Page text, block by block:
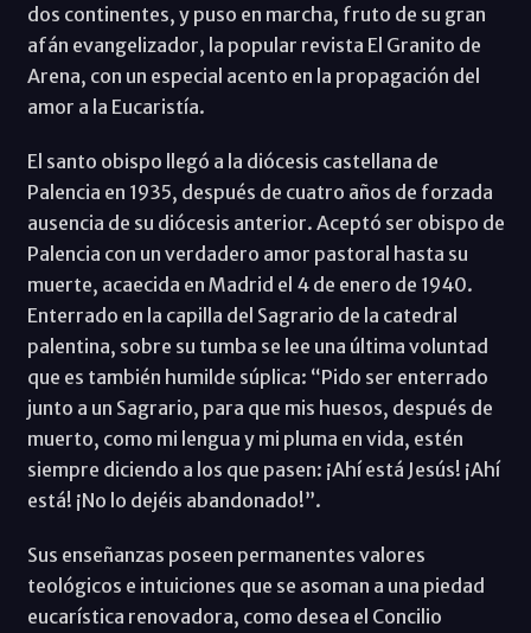
dos continentes, y puso en marcha, fruto de su gran
afán evangelizador, la popular revista El Granito de
Arena, con un especial acento en la propagación del
amor a la Eucaristía.
El santo obispo llegó a la diócesis castellana de
Palencia en 1935, después de cuatro años de forzada
ausencia de su diócesis anterior. Aceptó ser obispo de
Palencia con un verdadero amor pastoral hasta su
muerte, acaecida en Madrid el 4 de enero de 1940.
Enterrado en la capilla del Sagrario de la catedral
palentina, sobre su tumba se lee una última voluntad
que es también humilde súplica: “Pido ser enterrado
junto a un Sagrario, para que mis huesos, después de
muerto, como mi lengua y mi pluma en vida, estén
siempre diciendo a los que pasen: ¡Ahí está Jesús! ¡Ahí
está! ¡No lo dejéis abandonado!”.
Sus enseñanzas poseen permanentes valores
teológicos e intuiciones que se asoman a una piedad
eucarística renovadora, como desea el Concilio